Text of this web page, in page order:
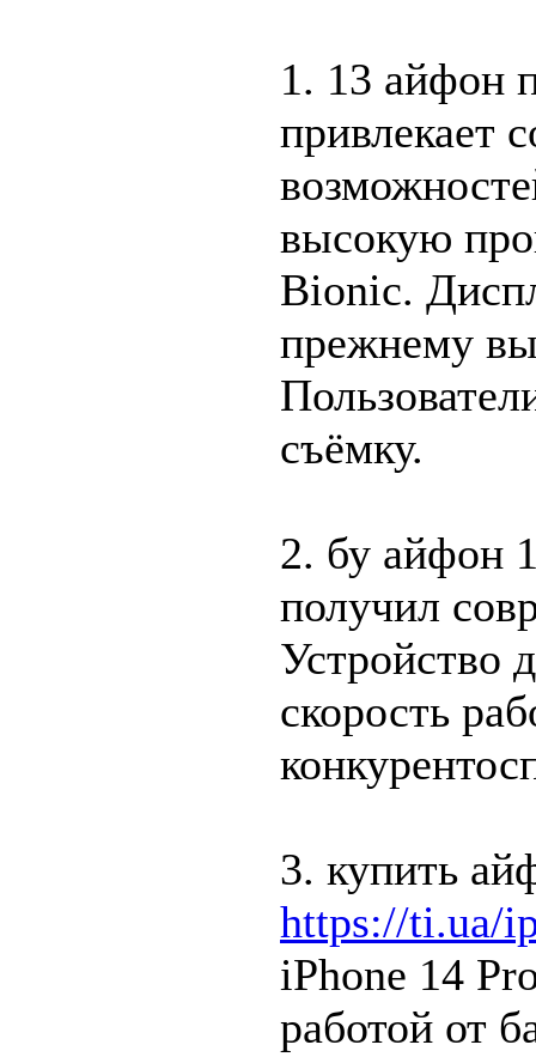
1. 13 айфон
привлекает
высокую
Bionic.
прежнему
съёмку.
2. бу айфон
получил
Устройство
скорость
3. купить
https://ti.ua/
iPhone 14
работой от